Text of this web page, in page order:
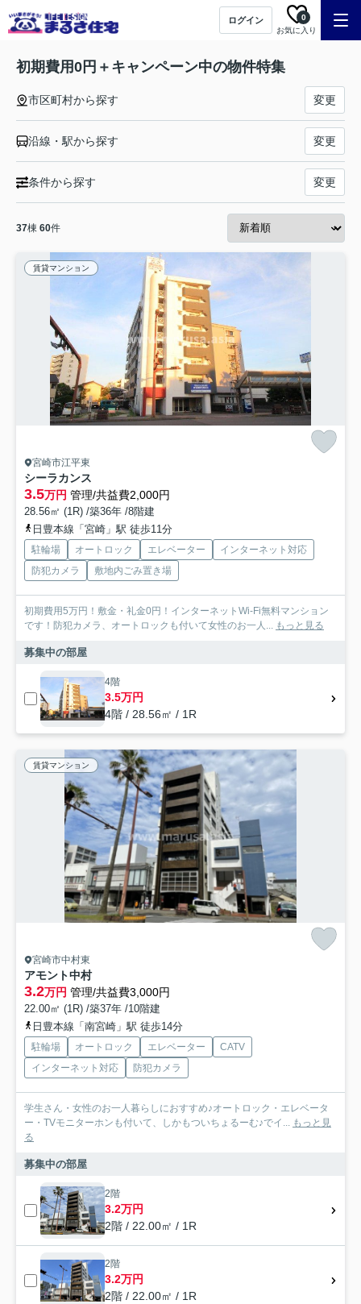
ログイン
お気に入り
0
初期費用0円＋キャンペーン中の物件特集
市区町村から探す 変更
沿線・駅から探す 変更
条件から探す 変更
37棟 60件
賃貸マンション
宮崎市江平東
シーラカンス
3.5万円 管理/共益費2,000円
28.56㎡ (1R) /築36年 /8階建
日豊本線「宮崎」駅 徒歩11分
駐輪場 オートロック エレベーター
インターネット対応
防犯カメラ
敷地内ごみ置き場
初期費用5万円！敷金・礼金0円！インターネットWi-Fi無料マンション
です！防犯カメラ、オートロックも付いて女性のお一人... もっと見る
募集中の部屋
4階
3.5万円
4階 / 28.56㎡ / 1R
賃貸マンション
宮崎市中村東
アモント中村
3.2万円 管理/共益費3,000円
22.00㎡ (1R) /築37年 /10階建
日豊本線「南宮崎」駅 徒歩14分
駐輪場 オートロック エレベーター
CATV
インターネット対応
防犯カメラ
学生さん・女性のお一人暮らしにおすすめ♪オートロック・エレベータ
ー・TVモニターホンも付いて、しかもついちょるーむ♪でイ... もっと見
る
募集中の部屋
2階
3.2万円
2階 / 22.00㎡ / 1R
2階
3.2万円
2階 / 22.00㎡ / 1R